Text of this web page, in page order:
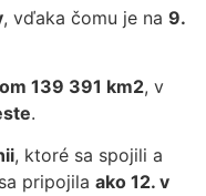
, vďaka čomu je na 9.
139 391 km2, v
.
, ktoré sa spojili a
pripojila ako 12. v